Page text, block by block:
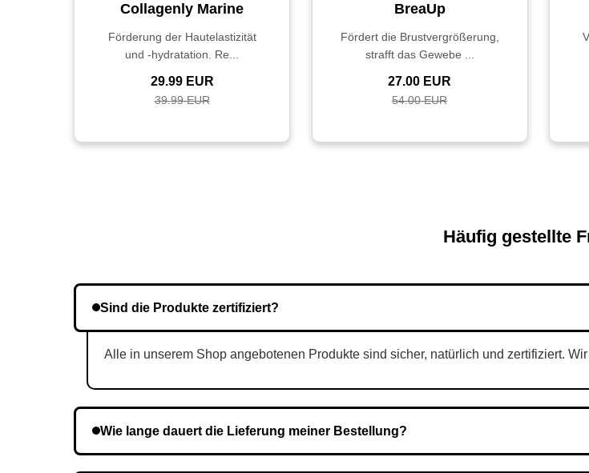
Collagenly Marine
Förderung der Hautelastizität
und -hydratation. Re...
29.99 EUR
39.99 EUR
BreaUp
Fördert die Brustvergrößerung,
strafft das Gewebe ...
27.00 EUR
54.00 EUR
Häufig gestellte
Sind die Produkte zertifiziert?
Alle in unserem Shop angebotenen Produkte sind sicher, natürlich und zertifiziert.
Wie lange dauert die Lieferung meiner Bestellung?